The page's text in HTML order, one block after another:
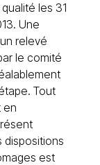
les 31
Une
relevé
le comité
Tout
en
dispositions
est